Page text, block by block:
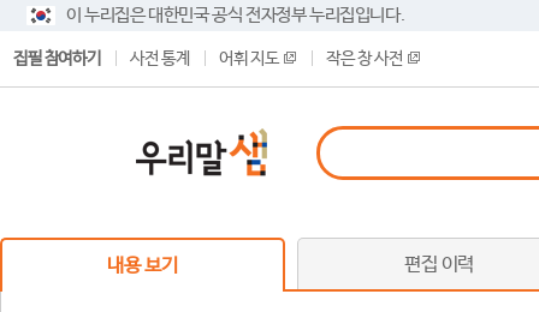
이 누리집은 대한민국 공식 전자정부 누리집입니다.
집필 참여하기 사전 통계 어휘 지도 작은 창 사전
내용 보기 편집 이력